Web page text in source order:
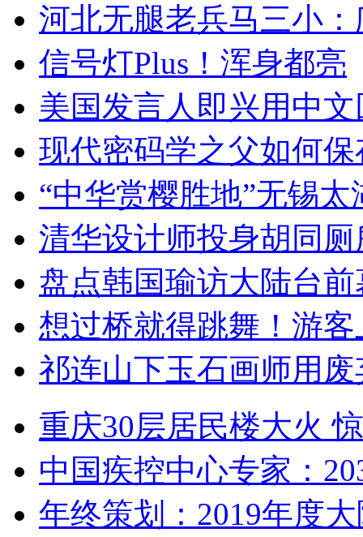
河北无腿老兵马三小
信号灯Plus！浑身都亮
美国发言人即兴用中
现代密码学之父如何
“中华赏樱胜地”无锡
清华设计师投身胡同
盘点韩国瑜访大陆台
想过桥就得跳舞！游客
祁连山下玉石画师用
重庆30层居民楼大火
中国疾控中心专家：
年终策划：2019年度